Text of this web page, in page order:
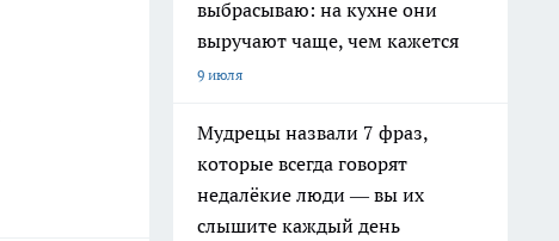
выбрасываю: на кухне они
выручают чаще, чем кажется
9 июля
Мудрецы назвали 7 фраз,
которые всегда говорят
недалёкие люди — вы их
слышите каждый день